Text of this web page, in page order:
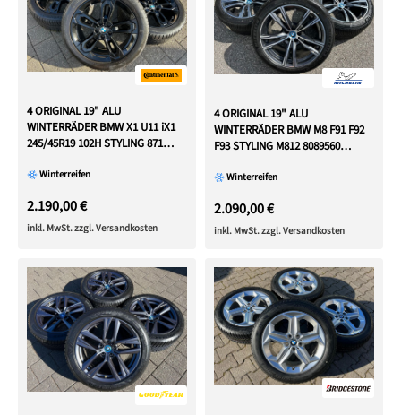
4 ORIGINAL 19" ALU
WINTERRÄDER BMW X1 U11 iX1
245/45R19 102H STYLING 871
Winterreifen
2.190,00 €
inkl. MwSt. zzgl. Versandkosten
4 ORIGINAL 19" ALU
WINTERRÄDER BMW M8 F91 F92
F93 STYLING M812 8089560
Winterreifen
2.090,00 €
inkl. MwSt. zzgl. Versandkosten